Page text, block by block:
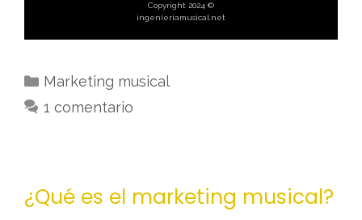
Copyright 2024 ©
ingenieriamusical.net
Marketing musical
1 comentario
¿Qué es el marketing musical?